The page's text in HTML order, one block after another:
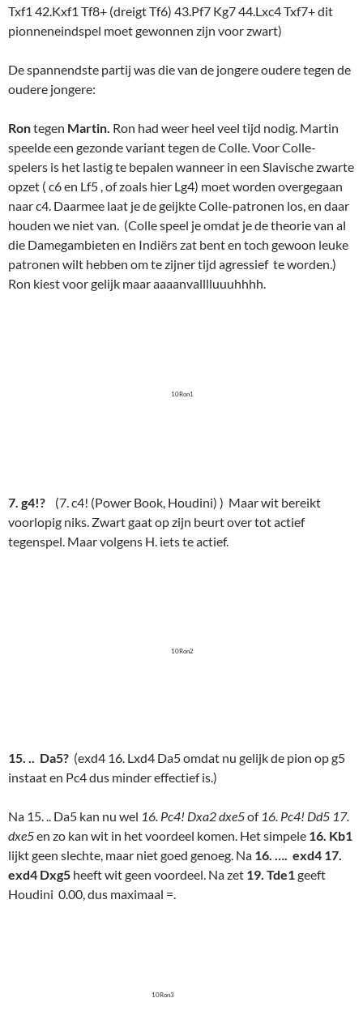
Txf1 42.Kxf1 Tf8+ (dreigt Tf6) 43.Pf7 Kg7 44.Lxc4 Txf7+ dit
pionneneindspel moet gewonnen zijn voor zwart)
De spannendste partij was die van de jongere oudere tegen de
oudere jongere:
Rontegen Martin. Ron had weer heel veel tijd nodig. Martin
speelde een gezonde variant tegen de Colle. Voor Colle-
spelers is het lastig te bepalen wanneer in een Slavische zwarte
opzet ( c6 en Lf5 , of zoals hier Lg4) moet worden overgegaan
naar c4. Daarmee laat je de geijkte Colle-patronen los, en daar
houden we niet van. (Colle speel je omdat je de theorie van al
die Damegambieten en Indiërs zat bent en toch gewoon leuke
patronen wilt hebben om te zijner tijd agressief te worden.)
Ron kiest voor gelijk maar aaaanvalllluuuhhhh.
10Ron1
7. g4!? (7. c4! (Power Book, Houdini) ) Maar wit bereikt
voorlopig niks. Zwart gaat op zijn beurt over tot actief
tegenspel. Maar volgens H. iets te actief.
10Ron2
15. .. Da5? (exd4 16. Lxd4 Da5 omdat nu gelijk de pion op g5
instaat en Pc4 dus minder effectief is.)
Na 15. .. Da5 kan nu wel 16. Pc4! Dxa2 dxe5of 16. Pc4! Dd5 17.
dxe5en zo kan wit in het voordeel komen. Het simpele 16. Kb1
lijkt geen slechte, maar niet goed genoeg. Na 16. …. exd4 17.
exd4 Dxg5 heeft wit geen voordeel. Na zet 19. Tde1geeft
Houdini 0.00, dus maximaal =.
10Ron3